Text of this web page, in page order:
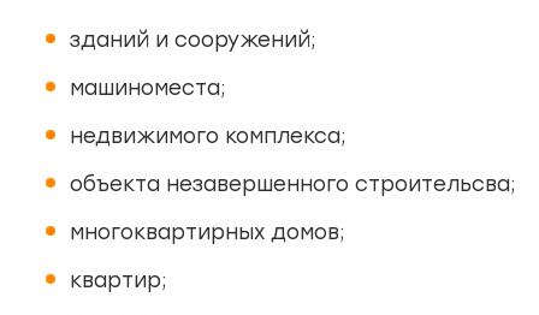
зданий и сооружений;
машиноместа;
недвижимого комплекса;
объекта незавершенного строительсва;
многоквартирных домов;
квартир;